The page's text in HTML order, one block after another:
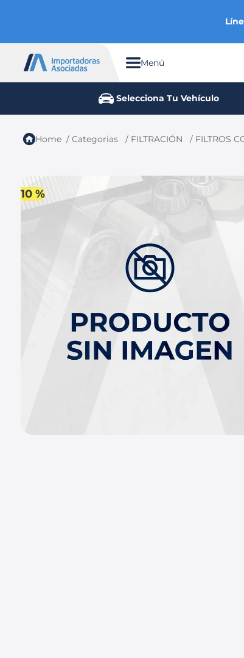
Menú
Selecciona Tu Vehículo
Categorias FILTRACIÓN FILTROS
10 %
TÉRMINOS MÁS BUSCADOS
chevrolet
spark gt
chevrolet spark gt